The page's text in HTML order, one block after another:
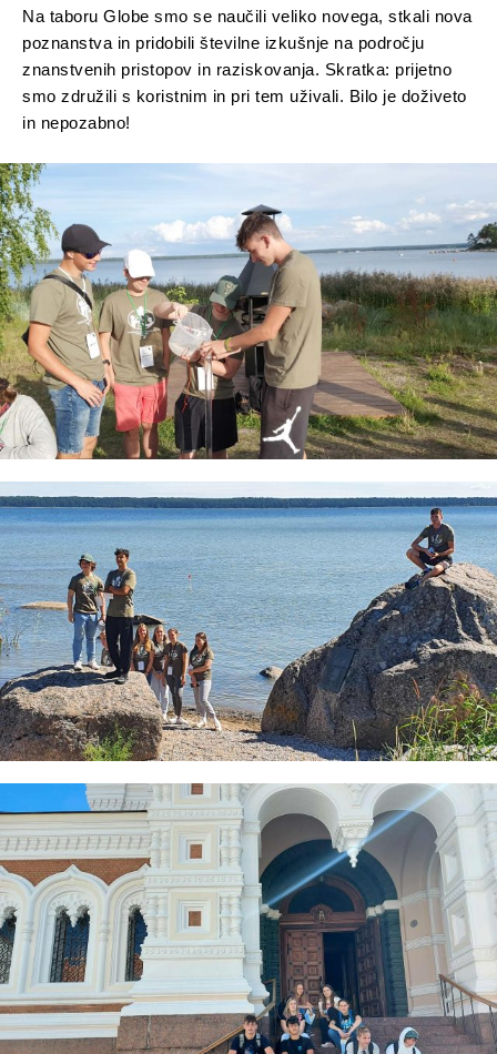
Na taboru Globe smo se naučili veliko novega, stkali nova
poznanstva in pridobili številne izkušnje na področju
znanstvenih pristopov in raziskovanja. Skratka: prijetno
smo združili s koristnim in pri tem uživali. Bilo je doživeto
in nepozabno!